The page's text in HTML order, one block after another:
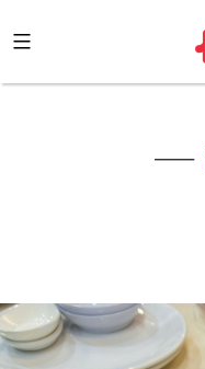
to
content
——